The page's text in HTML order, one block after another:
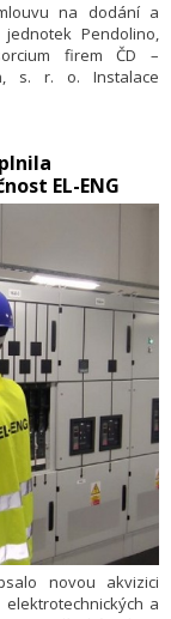
na dodání a
Pendolino,
firem ČD –
s. r. o. Instalace
pro financování této
získané v rámci
EL-ENG
novou akvizici
elektrotechnických a